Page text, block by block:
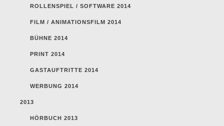
ROLLENSPIEL / SOFTWARE 2014
FILM / ANIMATIONSFILM 2014
BÜHNE 2014
PRINT 2014
GASTAUFTRITTE 2014
WERBUNG 2014
2013
HÖRBUCH 2013